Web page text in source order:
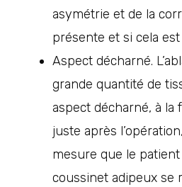
asymétrie et de la
présente et si cela
Aspect décharné.
grande quantité de
aspect décharné, à la
juste après
mesure que le
coussinet adipeux se